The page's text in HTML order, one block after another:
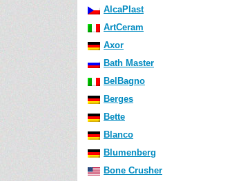
AlcaPlast
ArtCeram
Axor
Bath Master
BelBagno
Berges
Bette
Blanco
Blumenberg
Bone Crusher